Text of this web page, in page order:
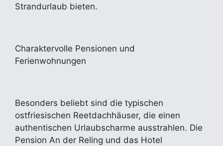
Strandurlaub bieten.
Charaktervolle Pensionen und
Ferienwohnungen
Besonders beliebt sind die typischen
ostfriesischen Reetdachhäuser, die einen
authentischen Urlaubscharme ausstrahlen. Die
Pension An der Reling und das Hotel